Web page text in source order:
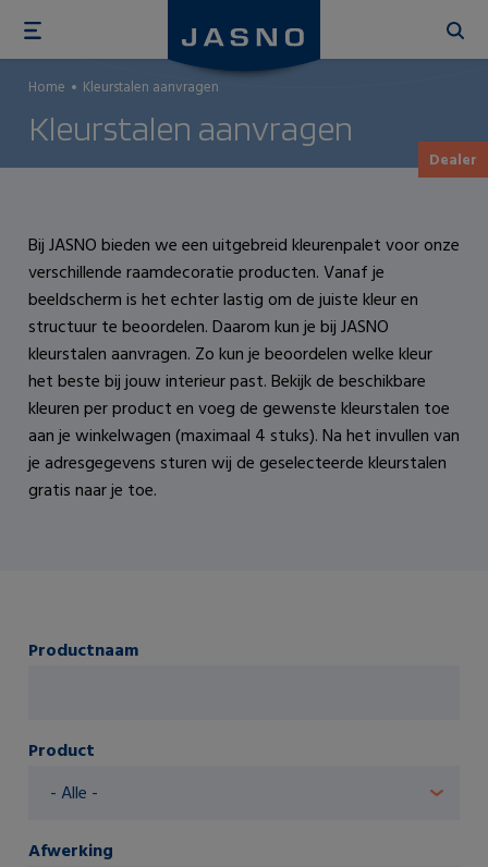
naar
inhoud
gaan
Dealer
Home Kleurstalen aanvragen
Kleurstalen aanvragen
Bij JASNO bieden we een uitgebreid kleurenpalet voor onze
verschillende raamdecoratie producten. Vanaf je
beeldscherm is het echter lastig om de juiste kleur en
structuur te beoordelen. Daarom kun je bij JASNO
kleurstalen aanvragen. Zo kun je beoordelen welke kleur
het beste bij jouw interieur past. Bekijk de beschikbare
kleuren per product en voeg de gewenste kleurstalen toe
aan je winkelwagen (maximaal 4 stuks). Na het invullen van
je adresgegevens sturen wij de geselecteerde kleurstalen
gratis naar je toe.
Productnaam
Product
Afwerking